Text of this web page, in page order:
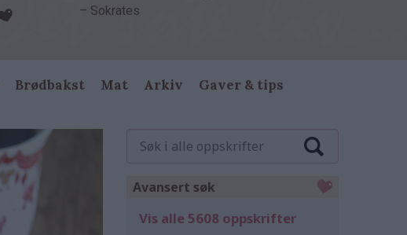
– Sokrates
Brødbakst Mat Arkiv Gaver & tips
Avansert søk
Vis alle 5608 oppskrifter